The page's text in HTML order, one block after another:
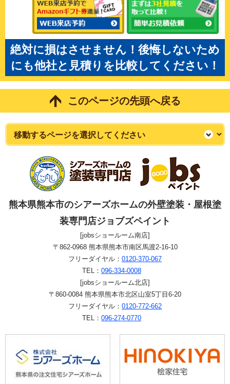
絶対に損はさせません！後悔しないため
にも他社と見積りを比較してください！
このページの先頭へ戻る
熊本県熊本市のシアーズホームの外壁塗装・屋根塗
装専門店ジョブズペイント
[jobsショールーム南店]
〒862-0968 熊本県熊本市南区馬渡2-16-10
フリーダイヤル： 0120-370-067
TEL： 096-334-0008
[jobsショールーム北店]
〒860-0084 熊本県熊本市北区山室5丁目6-20
フリーダイヤル： 0120-772-662
TEL： 096-274-0770